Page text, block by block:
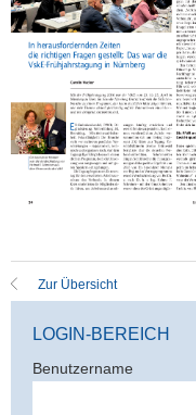
Zur Übersicht
LOGIN-BEREICH
Benutzername